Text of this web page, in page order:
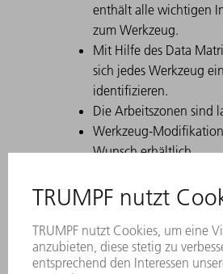
enthält alle wichtigen
zum Werkzeug.
Mit Hilfe des Data
sich jedes Werkzeug
identifizieren.
Die Arbeitszonen sind
Werkzeug-
Wunsch erhältlich.
das Werkzeug mit